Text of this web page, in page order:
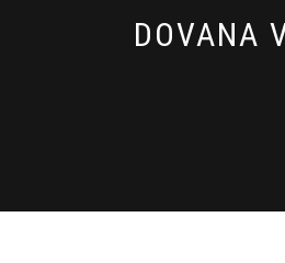
DOVANA